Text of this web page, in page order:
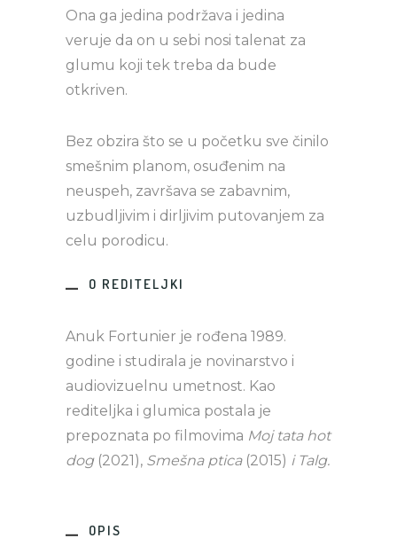
Ona ga jedina podržava i jedina
veruje da on u sebi nosi talenat za
glumu koji tek treba da bude
otkriven.
Bez obzira što se u početku sve činilo
smešnim planom, osuđenim na
neuspeh, završava se zabavnim,
uzbudljivim i dirljivim putovanjem za
celu porodicu.
O REDITELJKI
Anuk Fortunier je rođena 1989.
godine i studirala je novinarstvo i
audiovizuelnu umetnost. Kao
rediteljka i glumica postala je
prepoznata po filmovima Moj tata hot
dog(2021), Smešna ptica (2015) i Talg.
OPIS